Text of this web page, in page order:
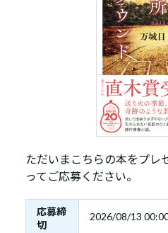
ただいまこちらの本をプレ
ってご応募ください。
応募締
切
2026/08/13